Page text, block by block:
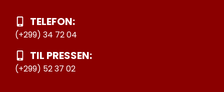
TELEFON:
(+299) 34 72 04
TIL PRESSEN:
(+299) 52 37 02